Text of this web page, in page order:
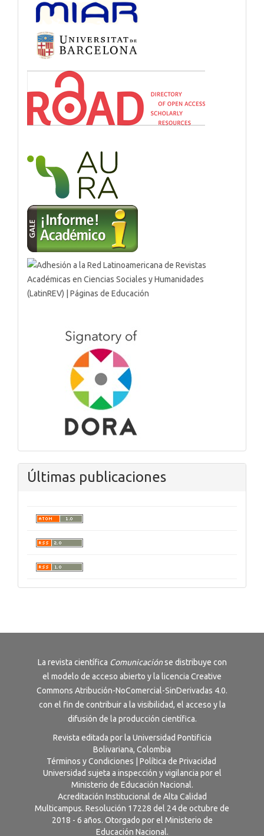
Últimas publicaciones
La revista científica Comunicaciónse distribuye con
el modelo de acceso abierto y la licencia Creative
Commons Atribución-NoComercial-SinDerivadas 4.0.
con el fin de contribuir a la visibilidad, el acceso y la
difusión de la producción científica.
Revista editada por la Universidad Pontificia
Bolivariana, Colombia
Términos y Condiciones | Política de Privacidad
Universidad sujeta a inspección y vigilancia por el
Ministerio de Educación Nacional.
Acreditación Institucional de Alta Calidad
Multicampus. Resolución 17228 del 24 de octubre de
2018 - 6 años. Otorgado por el Ministerio de
Educación Nacional.